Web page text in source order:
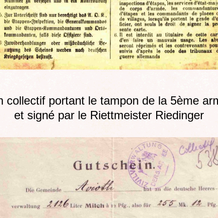
collectif portant le tampon de la 5ème
et signé par le Riettmeister Riedinger